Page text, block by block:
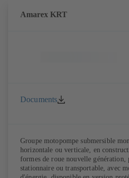
Amarex KRT
Documents
Groupe motopompe submersible
horizontale ou verticale, en
formes de roue nouvelle
stationnaire ou transportable, avec